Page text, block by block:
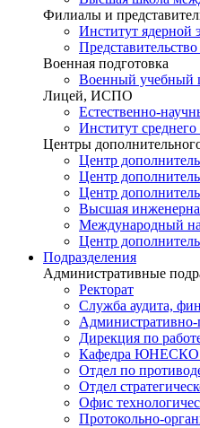
Филиалы и
Институт
Военная подготовка
Военный учебный
Лицей, ИСПО
Естественно-
Институт
Центры
Центр
Центр
Центр
Высшая
Международный
Центр
Подразделения
Административные
Ректорат
Служба аудита,
Административно-
Дирекция по
Кафедра ЮНЕСКО
Отдел по
Отдел
Офис
Протокольно-